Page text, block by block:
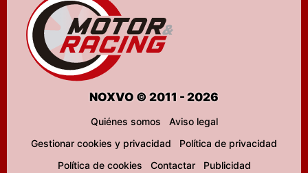
NOXVO © 2011 - 2026
Quiénes somos
Aviso legal
Gestionar cookies y privacidad
Política de privacidad
Política de cookies
Contactar
Publicidad